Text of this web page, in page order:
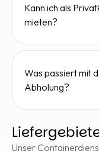
Kann ich als
mieten?
Was passiert mit
Abholung?
Unser